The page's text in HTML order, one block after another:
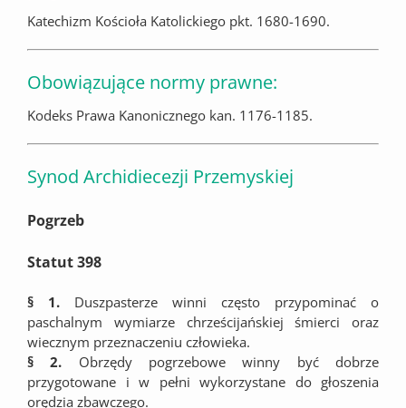
Katechizm Kościoła Katolickiego pkt. 1680-1690.
Obowiązujące normy prawne:
Kodeks Prawa Kanonicznego kan. 1176-1185.
Synod Archidiecezji Przemyskiej
Pogrzeb
Statut 398
§ 1. Duszpasterze winni często przypominać o
paschalnym wymiarze chrześcijańskiej śmierci oraz
wiecznym przeznaczeniu człowieka.
§ 2. Obrzędy pogrzebowe winny być dobrze
przygotowane i w pełni wykorzystane do głoszenia
orędzia zbawczego.